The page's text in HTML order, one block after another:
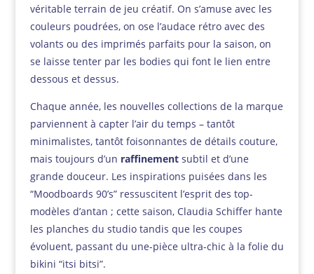
véritable terrain de jeu créatif. On s’amuse avec les
couleurs poudrées, on ose l’audace rétro avec des
volants ou des imprimés parfaits pour la saison, on
se laisse tenter par les bodies qui font le lien entre
dessous et dessus.
Chaque année, les nouvelles collections de la marque
parviennent à capter l’air du temps – tantôt
minimalistes, tantôt foisonnantes de détails couture,
mais toujours d’un raffinementsubtil et d’une
grande douceur. Les inspirations puisées dans les
“Moodboards 90’s” ressuscitent l’esprit des top-
modèles d’antan ; cette saison, Claudia Schiffer hante
les planches du studio tandis que les coupes
évoluent, passant du une-pièce ultra-chic à la folie du
bikini “itsi bitsi”.